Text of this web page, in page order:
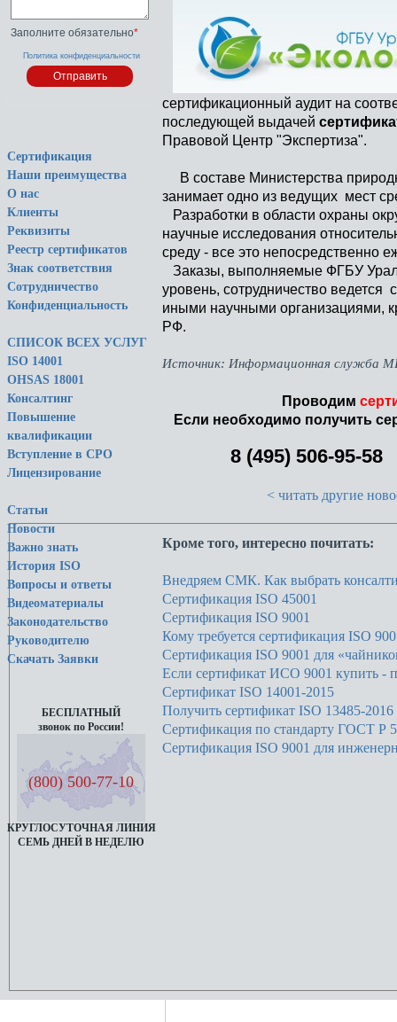
Заполните обязательно*
Политика конфиденциальности
Сертификация
Наши преимущества
О нас
Клиенты
Реквизиты
Реестр сертификатов
Знак соответствия
Сотрудничество
Конфиденциальность
СПИСОК ВСЕХ УСЛУГ
ISO 14001
OHSAS 18001
Консалтинг
Повышение
квалификации
Вступление в СРО
Лицензирование
Статьи
Новости
Важно знать
История ISO
Вопросы и ответы
Видеоматериалы
Законодательство
Руководителю
Скачать Заявки
БЕСПЛАТНЫЙ
звонок по России!
(800) 500-77-10
КРУГЛОСУТОЧНАЯ ЛИНИЯ
СЕМЬ ДНЕЙ В НЕДЕЛЮ
сертификационный аудит на
последующей выдачей
Правовой Центр "Экспертиза".
В составе Министерства
занимает одно из ведущих мест
Разработки в области охраны
научные исследования
среду - все это непосредственно
Заказы, выполняемые ФГБУ
уровень, сотрудничество
иными научными организациями,
РФ.
Источник: Информационная служба
Проводим
Если необходимо получить
8 (495) 506-95-
< читать другие
Кроме того, интересно почитать:
Внедряем СМК. Как выбрать
Сертификация ISO 45001
Сертификация ISO 9001
Кому требуется сертификация ISO
Сертификация ISO 9001 для
Если сертификат ИСО 9001 купить -
Сертификат ISO 14001-2015
Получить сертификат ISO 13485-2016
Сертификация по стандарту ГОСТ Р
Сертификация ISO 9001 для